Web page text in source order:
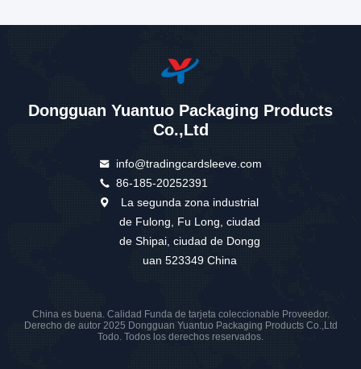
Dongguan Yuantuo Packaging Products
Co.,Ltd
info@tradingcardsleeve.com
86-185-20252391
La segunda zona industrial
de Fulong, Fu Long, ciudad
de Shipai, ciudad de Dongg
uan 523349 China
China es buena. Calidad Funda de tarjeta coleccionable Proveedor.
Derecho de autor 2025 Dongguan Yuantuo Packaging Products Co.,Ltd
Todo. Todos los derechos reservados.